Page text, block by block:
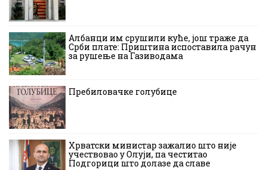
Албанци им срушили куће, још траже да
Срби плате: Приштина испоставила рачун
за рушење на Газиводама
Пребиловачке голубице
Хрватски министар зажалио што није
учествовао у Олуји, па честитао
Подгорици што долазе да славе